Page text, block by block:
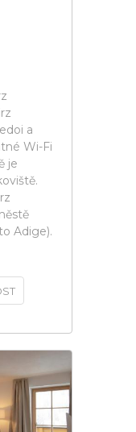
a
Wi-Fi
je
Adige).